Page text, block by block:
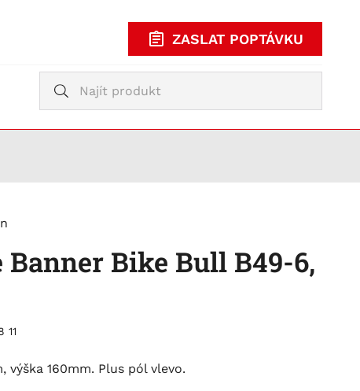
ZASLAT POPTÁVKU
Vyhledávání
Bike Bull B49-6,
11
výška 160mm. Plus pól vlevo.